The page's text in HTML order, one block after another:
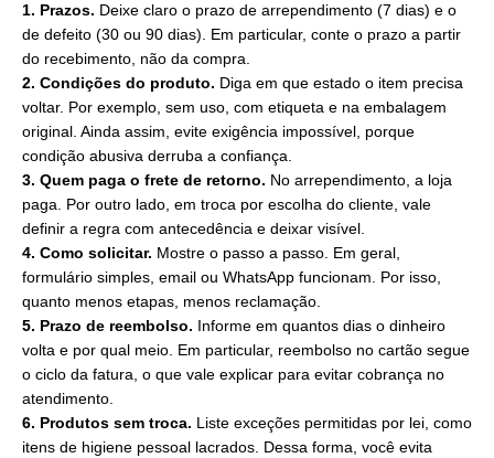
1. Prazos. Deixe claro o prazo de arrependimento (7 dias) e o
de defeito (30 ou 90 dias). Em particular, conte o prazo a partir
do recebimento, não da compra.
2. Condições do produto. Diga em que estado o item precisa
voltar. Por exemplo, sem uso, com etiqueta e na embalagem
original. Ainda assim, evite exigência impossível, porque
condição abusiva derruba a confiança.
3. Quem paga o frete de retorno. No arrependimento, a loja
paga. Por outro lado, em troca por escolha do cliente, vale
definir a regra com antecedência e deixar visível.
4. Como solicitar. Mostre o passo a passo. Em geral,
formulário simples, email ou WhatsApp funcionam. Por isso,
quanto menos etapas, menos reclamação.
5. Prazo de reembolso. Informe em quantos dias o dinheiro
volta e por qual meio. Em particular, reembolso no cartão segue
o ciclo da fatura, o que vale explicar para evitar cobrança no
atendimento.
6. Produtos sem troca. Liste exceções permitidas por lei, como
itens de higiene pessoal lacrados. Dessa forma, você evita